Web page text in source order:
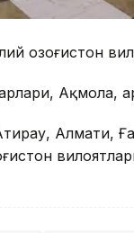
Қозоғистон
Ақмола,
Алмати,